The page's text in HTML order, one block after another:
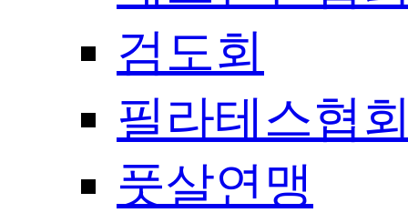
검도회
필라테스협
풋살연맹